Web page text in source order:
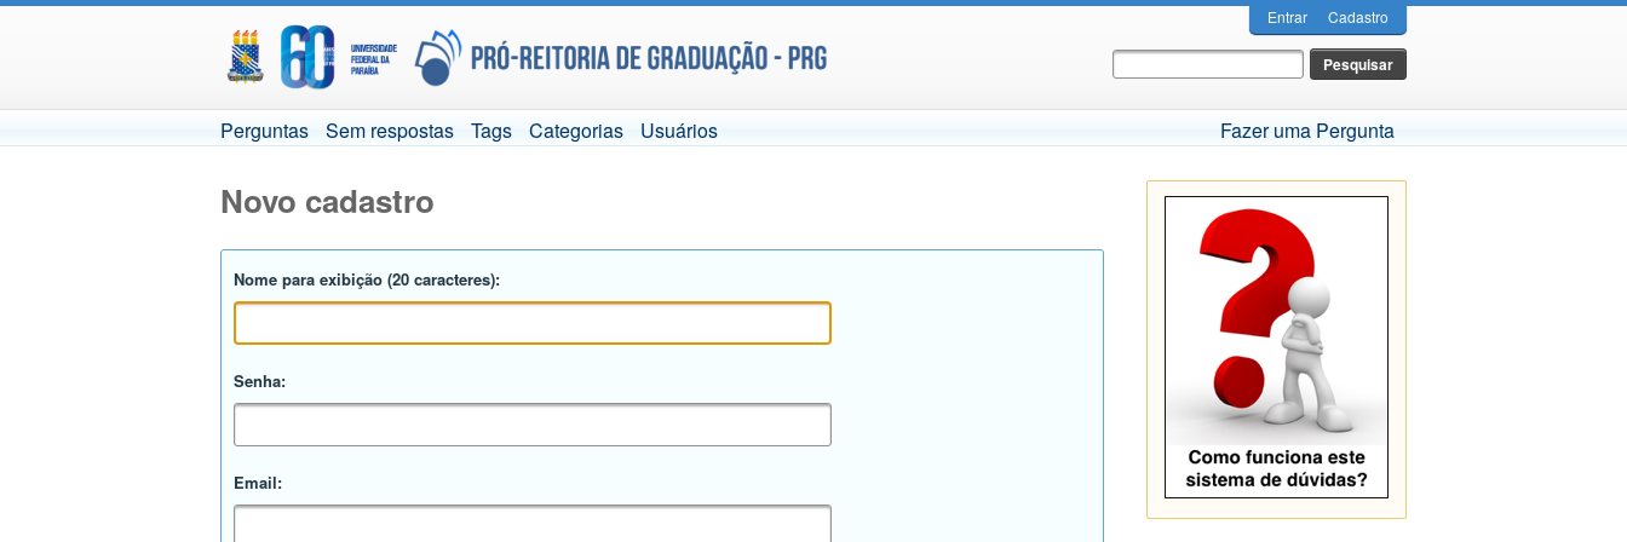
Entrar Cadastro
Perguntas Sem respostas Tags Categorias Usuários Fazer uma Pergunta
Novo cadastro
Nome para exibição (20 caracteres):
Senha:
Email: